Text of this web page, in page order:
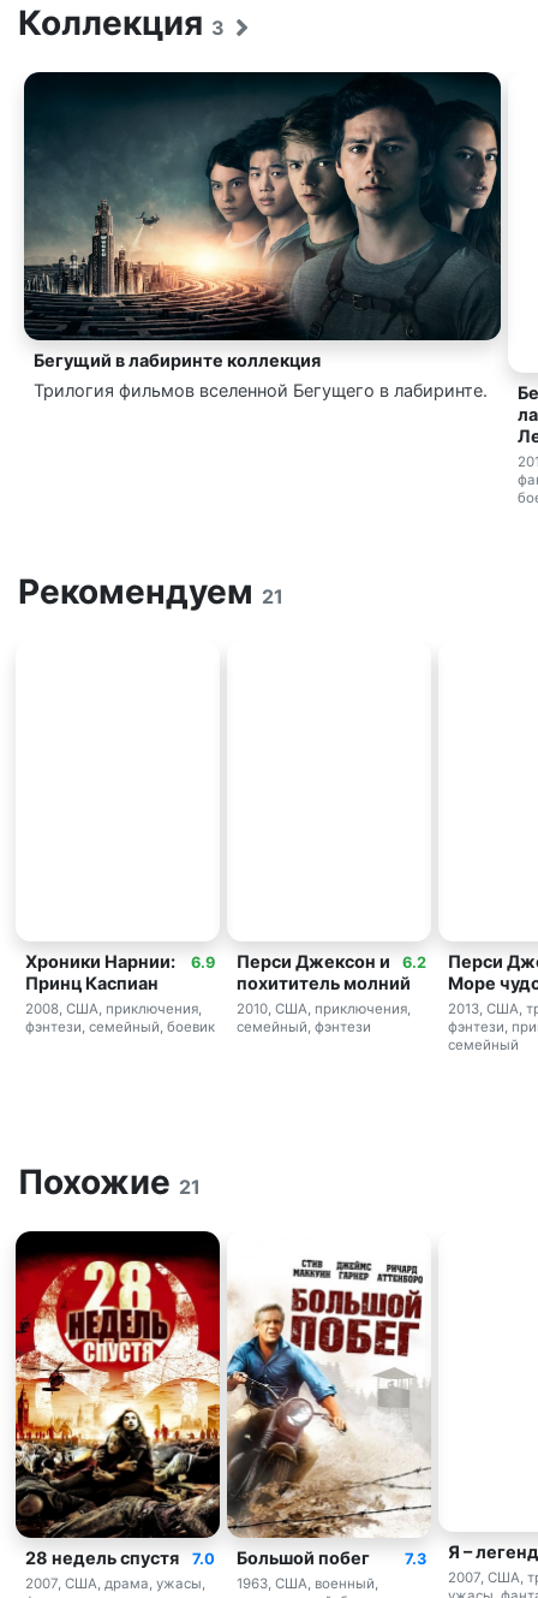
Коллекция 3
Бегущий в лабиринте коллекция
Трилогия фильмов вселенной Бегущего в лабиринте.
Рекомендуем 21
6.9
Хроники Нарнии:
Принц Каспиан
2008, США, приключения,
фэнтези, семейный, боевик
6.2
Перси Джексон и
похититель молний
2010, США, приключения,
семейный, фэнтези
Перси
Море
2013, США,
фэнтези,
семейный
Похожие 21
7.0
28 недель спустя
2007, США, драма, ужасы,
7.3
Большой побег
1963, США, военный,
Я –
2007, США,